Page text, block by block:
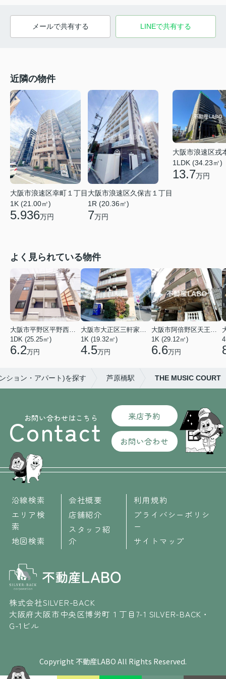
メールで共有する LINEで共有する
近隣の物件
大阪市浪速区幸町１丁目
1K (21.00㎡)
5.936万円
大阪市浪速区久保吉１丁目
1R (20.36㎡)
7万円
大阪市浪速区戎
1LDK (34.23㎡)
13.7万円
よく見られている物件
1DK (25.25㎡)
6.2万円
1K (19.32㎡)
4.5万円
1K (29.12㎡)
6.6万円
ション・アパート)を探す 芦原橋駅 THE MUSIC COURT
お問い合わせはこちら
Contact 来店予約
お問い合わせ
沿線検索
エリア検
索
地図検索
会社概要
店舗紹介
スタッフ紹
介
利用規約
プライバシーポリシ
ー
サイトマップ
株式会社SILVER-BACK
大阪府大阪市中央区博労町１丁目7-1 SILVER-BACK・
G-1ビル
Copyright 不動産LABO All Rights Reserved.